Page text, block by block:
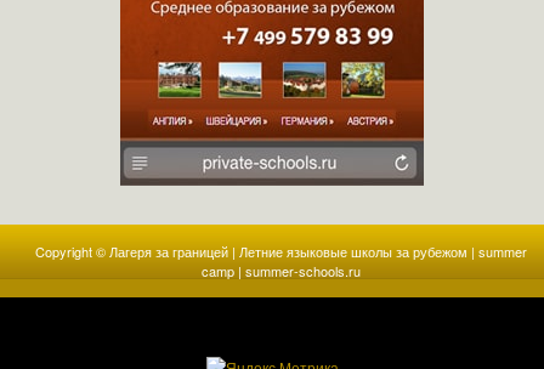
Copyright © Лагеря за границей | Летние языковые школы за рубежом | summer
camp | summer-schools.ru